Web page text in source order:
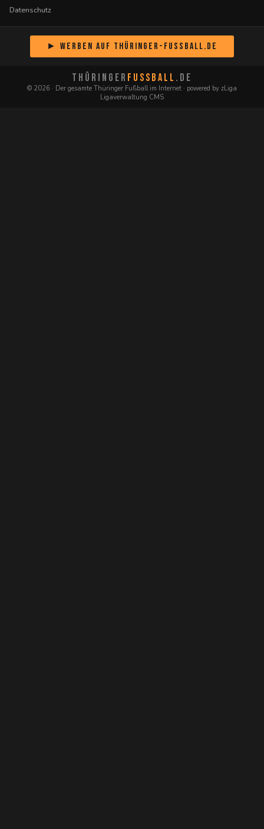
Datenschutz
► Werben auf Thüringer-Fussball.de
THÜRINGER FUSSBALL .DE
© 2026 · Der gesamte Thüringer Fußball im Internet · powered by zLiga
Ligaverwaltung CMS